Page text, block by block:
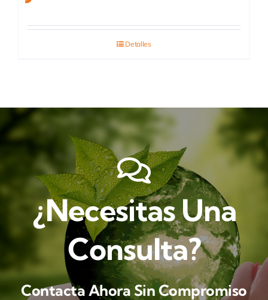
Detalles
¿Necesitas Una
Consulta?
Contacta Ahora Sin Compromiso